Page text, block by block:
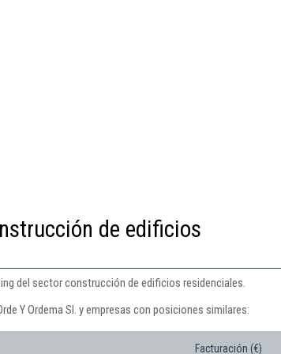
de edificios
del sector construcción de edificios residenciales.
Y Ordema Sl. y empresas con posiciones similares:
Facturación (€)